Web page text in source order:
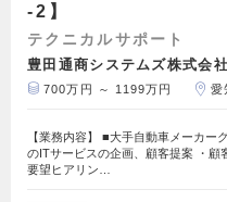
-2】
テクニカルサポート
豊田通商システムズ株式会社
700万円 ～ 1199万円 愛
【業務内容】 ■大手自動車メーカー
のITサービスの企画、顧客提案 ・顧
要望ヒアリン…